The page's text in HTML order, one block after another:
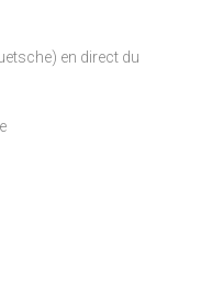
en direct du